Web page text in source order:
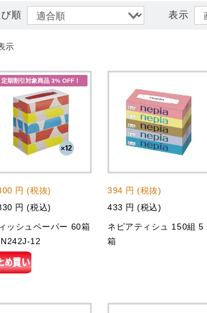
順 表示
示
定期割引対象商品 3% OFF！
円 (税抜)
円 (税込)
ッシュペーパー 60箱
N242J-12
394 円 (税抜)
433 円 (税込)
ネピアティシュ 150組 5
箱